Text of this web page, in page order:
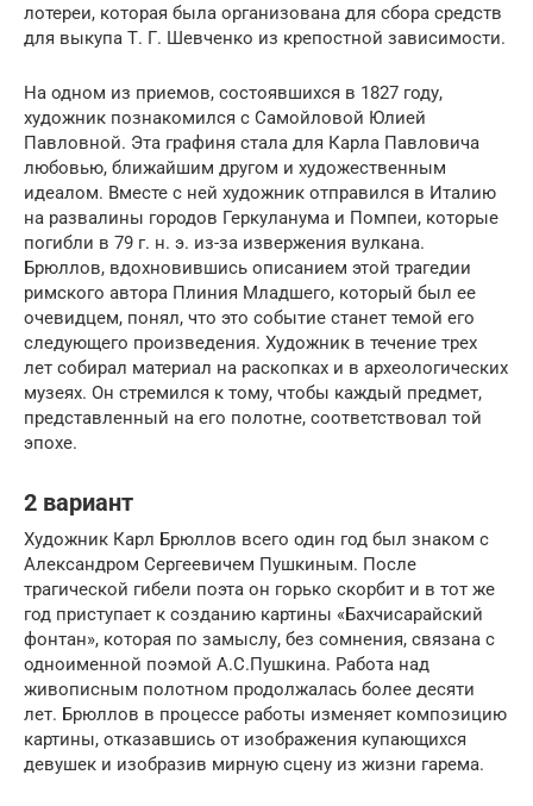
лотереи, которая была организована для сбора средств
для выкупа Т. Г. Шевченко из крепостной зависимости.
На одном из приемов, состоявшихся в 1827 году,
художник познакомился с Самойловой Юлией
Павловной. Эта графиня стала для Карла Павловича
любовью, ближайшим другом и художественным
идеалом. Вместе с ней художник отправился в Италию
на развалины городов Геркуланума и Помпеи, которые
погибли в 79 г. н. э. из-за извержения вулкана.
Брюллов, вдохновившись описанием этой трагедии
римского автора Плиния Младшего, который был ее
очевидцем, понял, что это событие станет темой его
следующего произведения. Художник в течение трех
лет собирал материал на раскопках и в археологических
музеях. Он стремился к тому, чтобы каждый предмет,
представленный на его полотне, соответствовал той
эпохе.
2 вариант
Художник Карл Брюллов всего один год был знаком с
Александром Сергеевичем Пушкиным. После
трагической гибели поэта он горько скорбит и в тот же
год приступает к созданию картины «Бахчисарайский
фонтан», которая по замыслу, без сомнения, связана с
одноименной поэмой А.С.Пушкина. Работа над
живописным полотном продолжалась более десяти
лет. Брюллов в процессе работы изменяет композицию
картины, отказавшись от изображения купающихся
девушек и изобразив мирную сцену из жизни гарема.